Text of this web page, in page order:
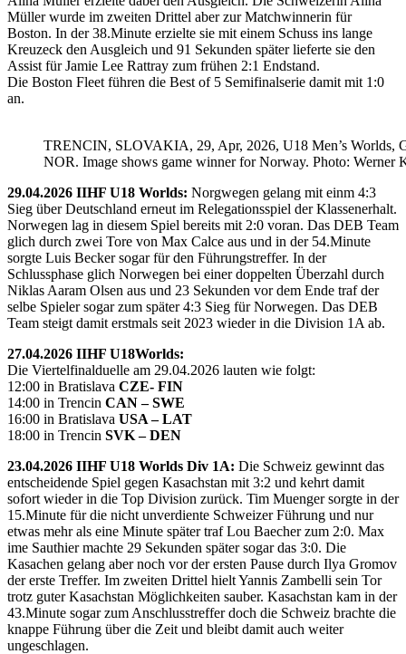
Müller wurde im zweiten Drittel aber zur Matchwinnerin für
Boston. In der 38.Minute erzielte sie mit einem Schuss ins lange
Kreuzeck den Ausgleich und 91 Sekunden später lieferte sie den
Assist für Jamie Lee Rattray zum frühen 2:1 Endstand.
Die Boston Fleet führen die Best of 5 Semifinalserie damit mit 1:0
an.
TRENCIN, SLOVAKIA, 29, Apr, 2026, U18 Men’s Worlds,
NOR. Image shows game winner for Norway. Photo: Werner
29.04.2026 IIHF U18 Worlds: Norgwegen gelang mit einm 4:3
Sieg über Deutschland erneut im Relegationsspiel der Klassenerhalt.
Norwegen lag in diesem Spiel bereits mit 2:0 voran. Das DEB Team
glich durch zwei Tore von Max Calce aus und in der 54.Minute
sorgte Luis Becker sogar für den Führungstreffer. In der
Schlussphase glich Norwegen bei einer doppelten Überzahl durch
Niklas Aaram Olsen aus und 23 Sekunden vor dem Ende traf der
selbe Spieler sogar zum später 4:3 Sieg für Norwegen. Das DEB
Team steigt damit erstmals seit 2023 wieder in die Division 1A ab.
27.04.2026 IIHF U18Worlds:
Die Viertelfinalduelle am 29.04.2026 lauten wie folgt:
12:00 in Bratislava CZE- FIN
14:00 in Trencin CAN – SWE
16:00 in Bratislava USA – LAT
18:00 in Trencin SVK – DEN
23.04.2026 IIHF U18 Worlds Div 1A: Die Schweiz gewinnt das
entscheidende Spiel gegen Kasachstan mit 3:2 und kehrt damit
sofort wieder in die Top Division zurück. Tim Muenger sorgte in der
15.Minute für die nicht unverdiente Schweizer Führung und nur
etwas mehr als eine Minute später traf Lou Baecher zum 2:0. Max
ime Sauthier machte 29 Sekunden später sogar das 3:0. Die
Kasachen gelang aber noch vor der ersten Pause durch Ilya Gromov
der erste Treffer. Im zweiten Drittel hielt Yannis Zambelli sein Tor
trotz guter Kasachstan Möglichkeiten sauber. Kasachstan kam in der
43.Minute sogar zum Anschlusstreffer doch die Schweiz brachte die
knappe Führung über die Zeit und bleibt damit auch weiter
ungeschlagen.